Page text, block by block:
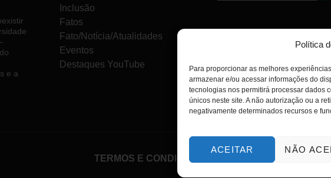
Política
Para proporcionar as melhores
armazenar e/ou acessar informações do
tecnologias nos permitirá processar dados
únicos neste site. A não autorização ou a
negativamente determinados recursos e
ACEITAR NÃO
e a
Inclusão
Fatos
Fato/Notícia/Atualidades
Eventos
Destaques YouTube
TERMOS E CONDIÇÕES POLÍTICA DE